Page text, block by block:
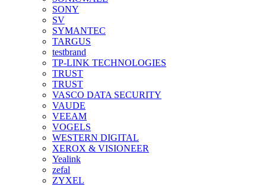
SONY
SV
SYMANTEC
TARGUS
testbrand
TP-LINK TECHNOLOGIES
TRUST
TRUST
VASCO DATA SECURITY
VAUDE
VEEAM
VOGELS
WESTERN DIGITAL
XEROX & VISIONEER
Yealink
zefal
ZYXEL